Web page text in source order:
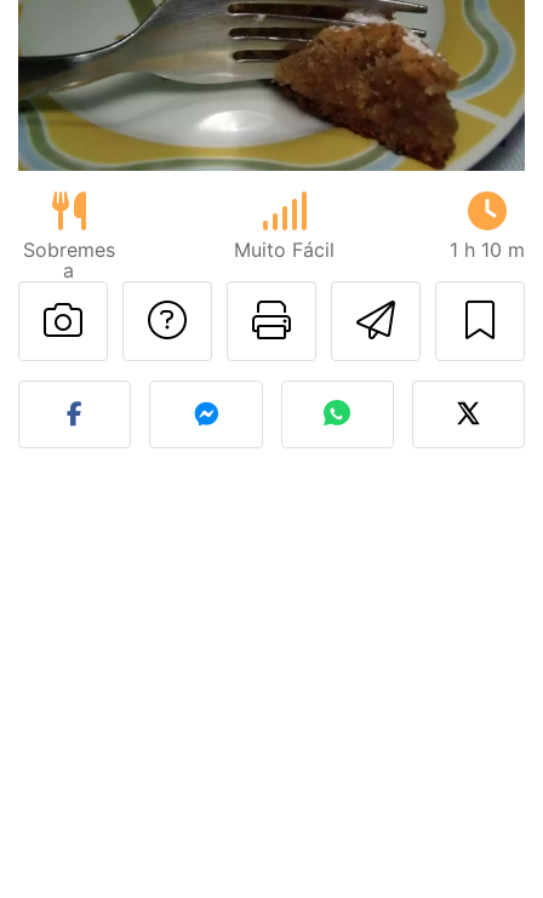
Sobremes
a
Muito Fácil 1 h 10 m
Imprima
Falar com o autor
Fez esta receita?